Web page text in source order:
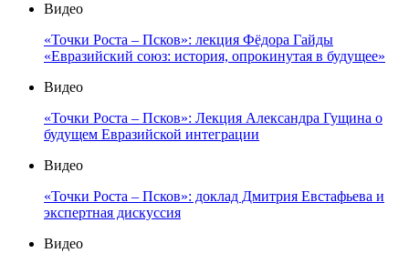
Видео
«Точки Роста – Псков»: лекция Фёдора Гайды
«Евразийский союз: история, опрокинутая в будущее»
Видео
«Точки Роста – Псков»: Лекция Александра Гущина о
будущем Евразийской интеграции
Видео
«Точки Роста – Псков»: доклад Дмитрия Евстафьева и
экспертная дискуссия
Видео